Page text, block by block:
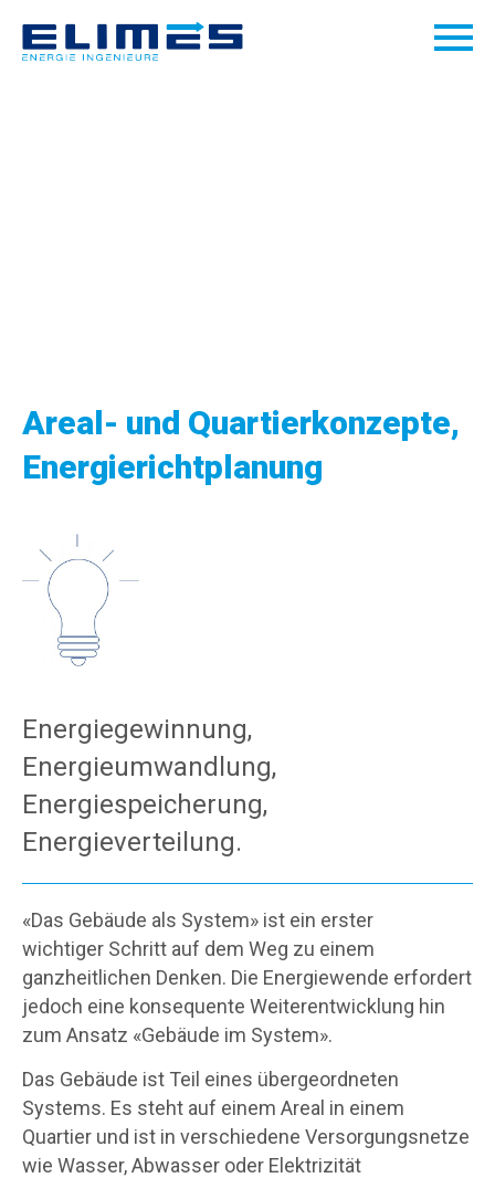
Areal- und Quartierkonzepte,
Energierichtplanung
Energiegewinnung,
Energieumwandlung,
Energiespeicherung,
Energieverteilung.
«Das Gebäude als System» ist ein erster
wichtiger Schritt auf dem Weg zu einem
ganzheitlichen Denken. Die Energiewende erfordert
jedoch eine konsequente Weiterentwicklung hin
zum Ansatz «Gebäude im System».
Das Gebäude ist Teil eines übergeordneten
Systems. Es steht auf einem Areal in einem
Quartier und ist in verschiedene Versorgungsnetze
wie Wasser, Abwasser oder Elektrizität